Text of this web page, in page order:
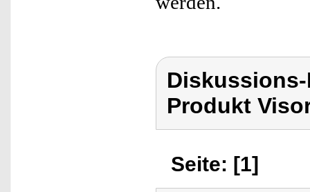
Produkt
Seite: [1]